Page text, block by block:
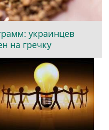
украинцев
на гречку